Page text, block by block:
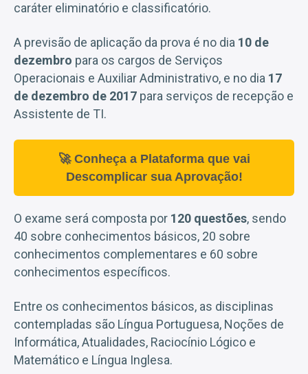
caráter eliminatório e classificatório.
A previsão de aplicação da prova é no dia 10 de
dezembro para os cargos de Serviços
Operacionais e Auxiliar Administrativo, e no dia 17
de dezembro de 2017 para serviços de recepção e
Assistente de TI.
🚀 Conheça a Plataforma que vai
Descomplicar sua Aprovação!
O exame será composta por 120 questões, sendo
40 sobre conhecimentos básicos, 20 sobre
conhecimentos complementares e 60 sobre
conhecimentos específicos.
Entre os conhecimentos básicos, as disciplinas
contempladas são Língua Portuguesa, Noções de
Informática, Atualidades, Raciocínio Lógico e
Matemático e Língua Inglesa.